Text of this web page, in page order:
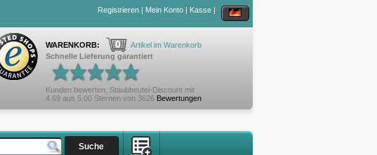
Registrieren | Mein Konto | Kasse |
WARENKORB: 0
Artikel im Warenkorb
Schnelle Lieferung garantiert
Kunden bewerten, Staubbeutel-Discount mit
4.69 aus 5.00 Sternen von 3626 Bewertungen